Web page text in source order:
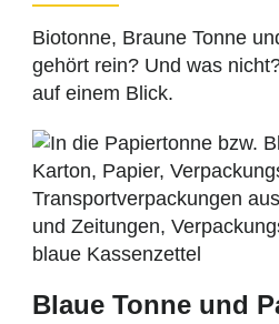
Biotonne, Braune Tonne
gehört rein? Und was
auf einem Blick.
Blaue Tonne und